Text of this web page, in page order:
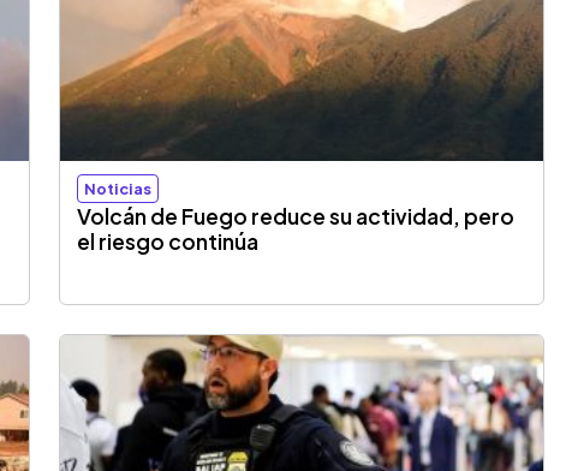
Noticias
Volcán de Fuego reduce su actividad, pero
el riesgo continúa